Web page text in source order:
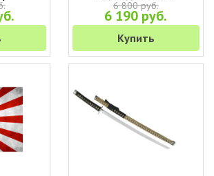
подарок)
6 800 руб.
6 190 руб.
Купить